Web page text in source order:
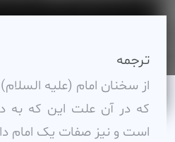
ترجمه
از سخنان امام (عليه
که در آن علت اين که به
است و نيز صفات يک امام